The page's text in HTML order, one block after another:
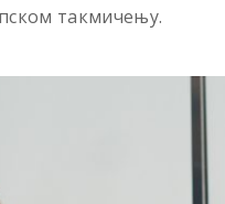
такмичењу.